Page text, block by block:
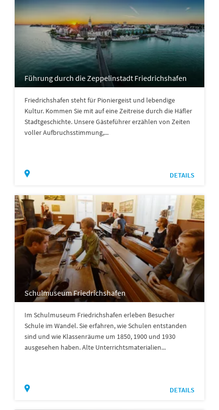
Führung durch die Zeppelinstadt Friedrichshafen
Friedrichshafen steht für Pioniergeist und lebendige
Kultur. Kommen Sie mit auf eine Zeitreise durch die Häfler
Stadtgeschichte. Unsere Gästeführer erzählen von Zeiten
voller Aufbruchsstimmung,...
DETAILS
Schulmuseum Friedrichshafen
Im Schulmuseum Friedrichshafen erleben Besucher
Schule im Wandel. Sie erfahren, wie Schulen entstanden
sind und wie Klassenräume um 1850, 1900 und 1930
ausgesehen haben. Alte Unterrichtsmaterialien...
DETAILS